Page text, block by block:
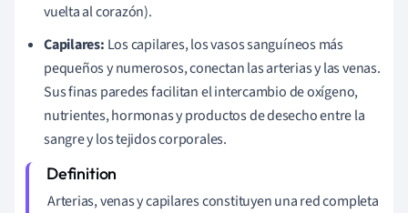
vuelta al corazón).
Capilares: Los capilares, los vasos sanguíneos más
pequeños y numerosos, conectan las arterias y las venas.
Sus finas paredes facilitan el intercambio de oxígeno,
nutrientes, hormonas y productos de desecho entre la
sangre y los tejidos corporales.
Arterias, venas y capilares constituyen una red completa